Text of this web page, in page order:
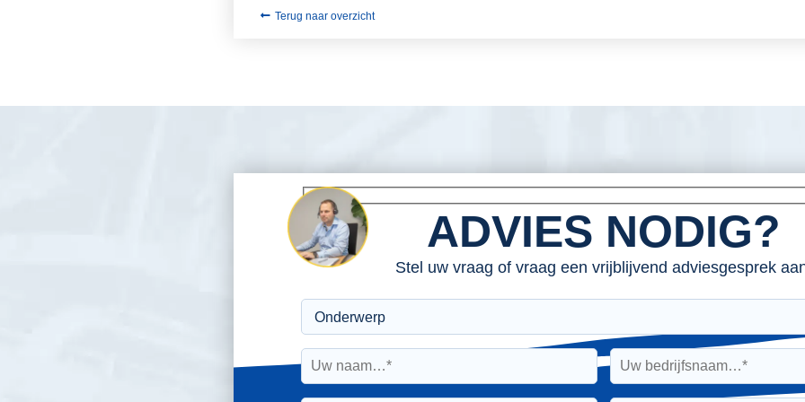
Terug naar overzicht
ADVIES NODIG?
Stel uw vraag of vraag een vrijblijvend adviesgesprek